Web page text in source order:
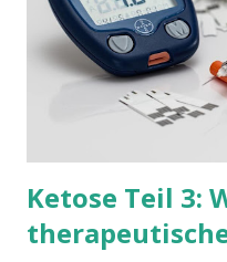
an, die uns schaden.
unsere zellulären
Organelle innerhalb der
Ketose Teil 3: